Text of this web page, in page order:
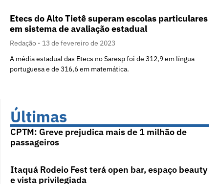
Etecs do Alto Tietê superam escolas particulares
em sistema de avaliação estadual
Redação
13 de fevereiro de 2023
A média estadual das Etecs no Saresp foi de 312,9 em língua
portuguesa e de 316,6 em matemática.
Últimas
CPTM: Greve prejudica mais de 1 milhão de
passageiros
Itaquá Rodeio Fest terá open bar, espaço beauty
e vista privilegiada